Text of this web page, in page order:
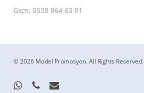
Gsm: 0538 864 63 01
© 2026 Model Promosyon. All Rights Reserved.
whatsapp
phone email